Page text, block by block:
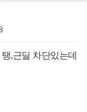
,근딜 차단있는데